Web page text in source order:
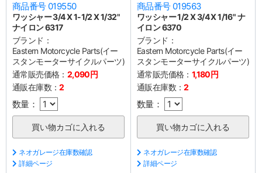
商品番号 019550
ワッシャー 3/4 X 1-1/2 X 1/32"
ナイロン 6317
ブランド：
Eastern Motorcycle Parts(イー
スタンモーターサイクルパーツ)
通常販売価格： 2,090円
通販在庫数：2
数量：
ネオガレージ在庫数確認
詳細ページ
商品番号 019563
ワッシャー 1/2 X 3/4 X 1/16" ナ
イロン 6370
ブランド：
Eastern Motorcycle Parts(イー
スタンモーターサイクルパーツ)
通常販売価格： 1,180円
通販在庫数：2
数量：
ネオガレージ在庫数確認
詳細ページ